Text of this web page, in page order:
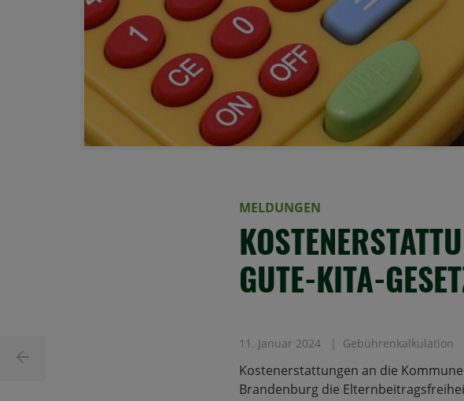
MELDUNGEN
GUTE-KITA-
11. Januar 2024 Gebührenkalkulation
Kostenerstattungen an die
Brandenburg die